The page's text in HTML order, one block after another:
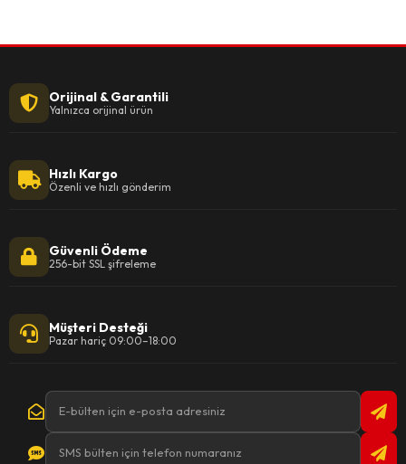
Orijinal & Garantili
Yalnızca orijinal ürün
Hızlı Kargo
Özenli ve hızlı gönderim
Güvenli Ödeme
256-bit SSL şifreleme
Müşteri Desteği
Pazar hariç 09:00–18:00